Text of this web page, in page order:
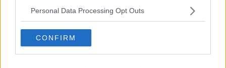
Personal Data Processing Opt Outs
CONFIRM
"Poiché il periodo di commissariamento sarà presumibilmente di 12
mesi, quanti sono i mesi di interdizione dai pubblici uffici del
presidente dell'Autorità portuale, ritengo opportuno chiedere al
ministro di essere convocato per concertare la nomina del